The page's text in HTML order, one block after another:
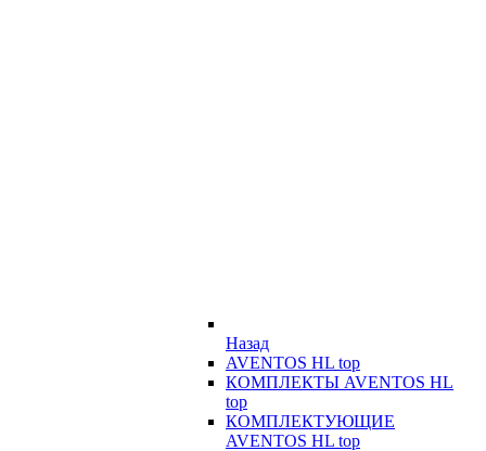
Назад
AVENTOS HL top
КОМПЛЕКТЫ AVENTOS HL
top
КОМПЛЕКТУЮЩИЕ
AVENTOS HL top